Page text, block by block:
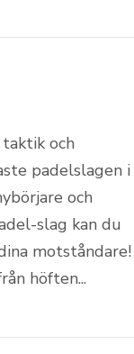
och
padelslagen i
och
slag kan du
motståndare!
höften...